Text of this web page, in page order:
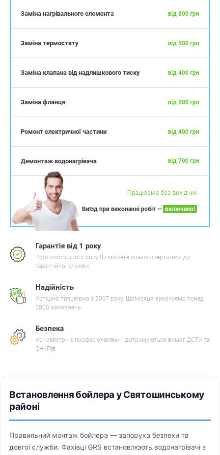
Заміна нагрівального елемента від 800 грн
Заміна термостату від 500 грн
Заміна клапана від надлишкового тиску від 400 грн
Заміна фланця від 500 грн
Ремонт електричної частини від 400 грн
Демонтаж водонагрівача від 700 грн
Виїзд при виконанні робіт — включено!
Працюємо без вихідних
Гарантія від 1 року
Протягом одного року Ви можете вільно звертатися до
гарантійної служби.
Надійність
Успішно працюємо з 2007 року. Щомісяця виконуємо понад
2000 замовлень.
Безпека
Усі майстри є професіоналами і дотримуються вимог ДСТУ та
СНиПів.
Встановлення бойлера у Святошинському
районі
Правильний монтаж бойлера — запорука безпеки та
довгої служби. Фахівці GRS встановлюють водонагрівачі з